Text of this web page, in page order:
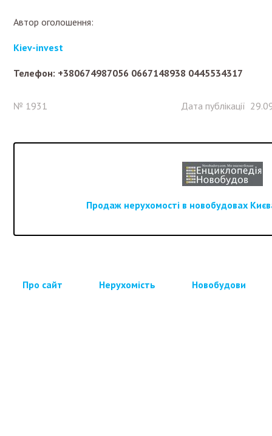
Автор оголошення:
Kiev-invest
Телефон: +380674987056 0667148938 0445534317
№ 1931 Дата публікації
Продаж нерухомості в новобудовах
Про сайт Нерухомість Новобудови